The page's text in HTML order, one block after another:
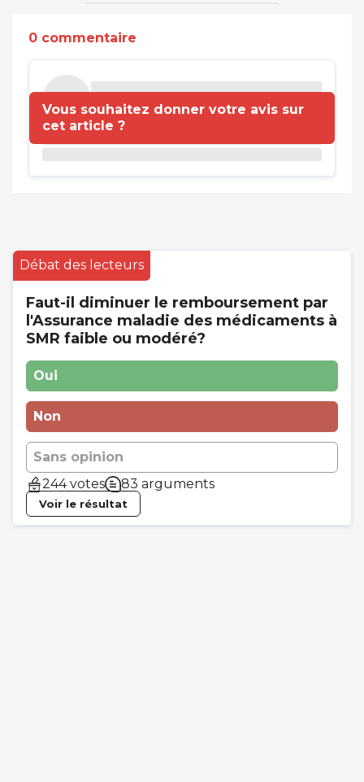
0 commentaire
Vous souhaitez donner votre avis sur
cet article ?
Débat des lecteurs
Faut-il diminuer le remboursement par
l'Assurance maladie des médicaments à
SMR faible ou modéré?
Oui
Non
Sans opinion
244 votes
83 arguments
Voir le résultat